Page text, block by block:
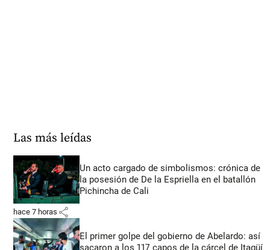
Las más leídas
Un acto cargado de simbolismos: crónica de
la posesión de De la Espriella en el batallón
Pichincha de Cali
hace 7 horas share
El primer golpe del gobierno de Abelardo: así
sacaron a los 117 capos de la cárcel de Itagüí